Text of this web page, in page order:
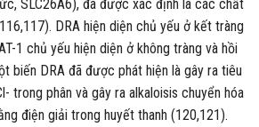
SLC26A6), đã được xác định là các chất
DRA hiện diện chủ yếu ở kết tràng
1 chủ yếu hiện diện ở không tràng và hồi
biến DRA đã được phát hiện là gây ra tiêu
trong phân và gây ra alkaloisis chuyển hóa
điện giải trong huyết thanh (120,121).